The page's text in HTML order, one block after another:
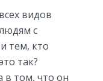
видов
с
тем, кто
так?
в том, что он